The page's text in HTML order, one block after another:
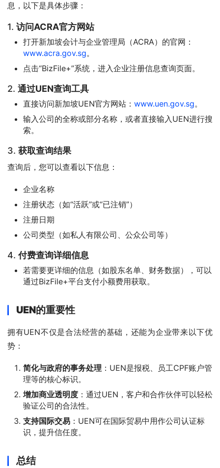
息，以下是具体步骤：
1. 访问ACRA官方网站
打开新加坡会计与企业管理局（ACRA）的官网：
www.acra.gov.sg。
点击“BizFile+”系统，进入企业注册信息查询页面。
2. 通过UEN查询工具
直接访问新加坡UEN官方网站： www.uen.gov.sg。
输入公司的全称或部分名称，或者直接输入UEN进行搜
索。
3. 获取查询结果
查询后，您可以查看以下信息：
企业名称
注册状态（如“活跃”或“已注销”）
注册日期
公司类型（如私人有限公司、公众公司等）
4.付费查询详细信息
若需要更详细的信息（如股东名单、财务数据），可以
通过BizFile+平台支付小额费用获取。
UEN的重要性
拥有UEN不仅是合法经营的基础，还能为企业带来以下优
势：
简化与政府的事务处理 ：UEN是报税、员工CPF账户管
理等的核心标识。
增加商业透明度 ：通过UEN，客户和合作伙伴可以轻松
验证公司的合法性。
支持国际交易 ：UEN可在国际贸易中用作公司认证标
识，提升信任度。
总结